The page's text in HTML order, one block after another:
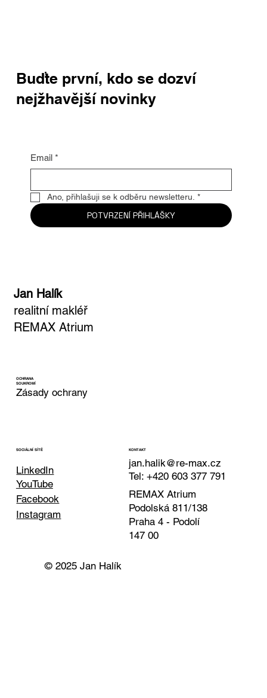
Buďte první, kdo se dozví
nejžhavější novinky
Email *
Ano, přihlašuji se k odběru newsletteru. *
POTVRZENÍ PŘIHLÁŠKY
Jan Halík
realitní makléř
REMAX Atrium
OCHRANA
SOUKROMÍ
Zásady ochrany
SOCIÁLNÍ SÍTĚ
LinkedIn
Facebook
YouTube
Instagram
KONTAKT
jan.halik@re-max.cz
Tel: +420 603 377 791
REMAX Atrium
Podolská 811/138
Praha 4 - Podolí
147 00
© 2025 Jan Halík